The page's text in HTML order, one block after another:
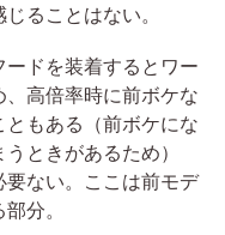
ることはない。
ドを装着するとワー
高倍率時に前ボケな
もある（前ボケにな
ときがあるため）
ない。ここは前モデ
分。